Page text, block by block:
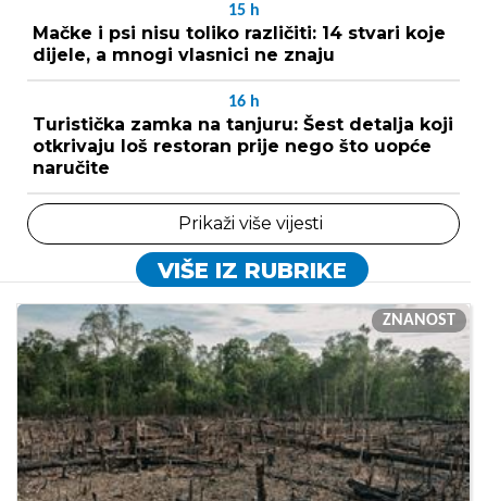
15 h
Mačke i psi nisu toliko različiti: 14 stvari koje
dijele, a mnogi vlasnici ne znaju
16 h
Turistička zamka na tanjuru: Šest detalja koji
otkrivaju loš restoran prije nego što uopće
naručite
Prikaži više vijesti
VIŠE IZ RUBRIKE
ZNANOST